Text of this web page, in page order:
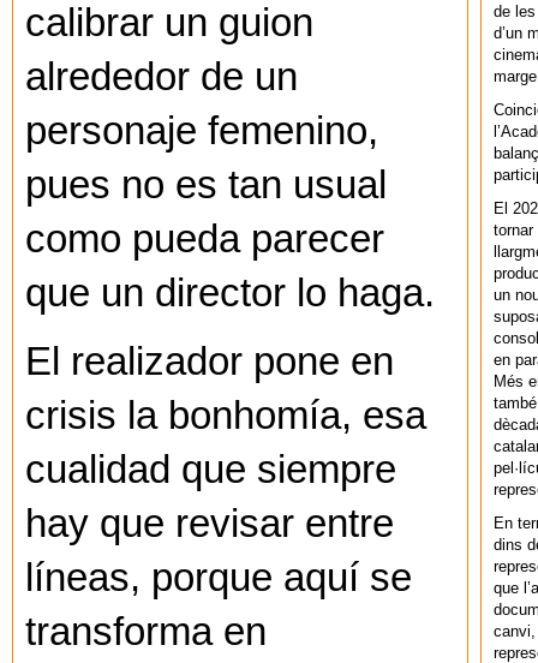
calibrar un guion
alrededor de un
personaje femenino,
pues no es tan usual
como pueda parecer
que un director lo haga.
El realizador pone en
crisis la bonhomía, esa
cualidad que siempre
hay que revisar entre
líneas, porque aquí se
transforma en
de
d’un
El
un
en
Més
En
dins
que
canvi,